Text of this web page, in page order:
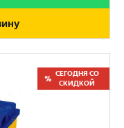
СЕГОДНЯ СО
СКИДКОЙ